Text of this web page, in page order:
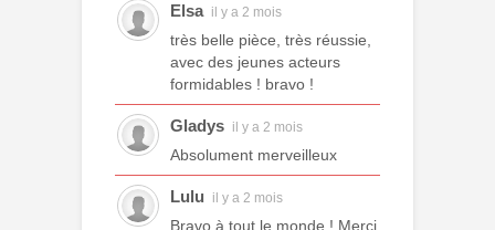
Elsa il y a 2 mois
très belle pièce, très réussie,
avec des jeunes acteurs
formidables ! bravo !
Gladys il y a 2 mois
Absolument merveilleux
Lulu il y a 2 mois
Bravo à tout le monde ! Merci